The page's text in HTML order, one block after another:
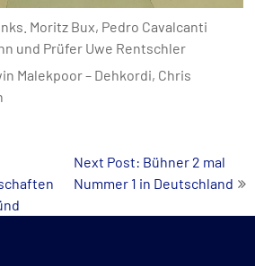
Moritz Bux, Pedro Cavalcanti
und Prüfer Uwe Rentschler
Malekpoor – Dehkordi, Chris
Next Post: Bühner 2 mal
Nummer 1 in Deutschland